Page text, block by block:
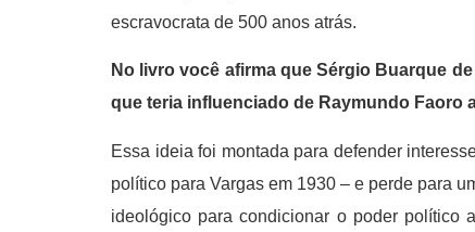
escravocrata de 500 anos atrás.
No livro você afirma que Sérgio Buarque
que teria influenciado de Raymundo Faoro
Essa ideia foi montada para defender
político para Vargas em 1930 – e perde para
ideológico para condicionar o poder político